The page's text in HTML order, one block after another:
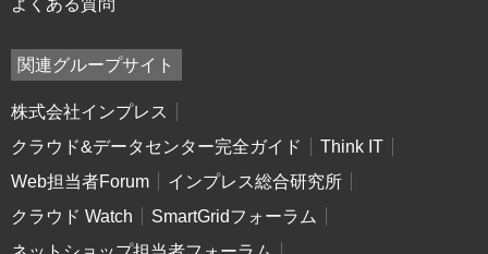
よくある質問
関連グループサイト
株式会社インプレス
クラウド&データセンター完全ガイド
Think IT
Web担当者Forum
インプレス総合研究所
クラウド Watch
SmartGridフォーラム